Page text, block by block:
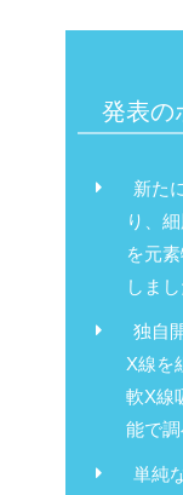
発表の
新た
り、
を元
しまし
独自
X線を
軟X線
能で
単純